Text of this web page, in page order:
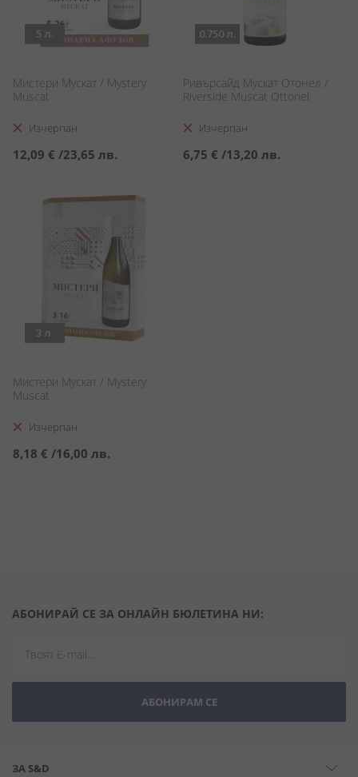
5 л.
Мистери Мускат / Mystery
Muscat
Изчерпан
12,09 € /23,65 лв.
0.750 л.
Ривърсайд Мускат Отонел /
Riverside Muscat Ottonel
Изчерпан
6,75 € /13,20 лв.
3 л.
Мистери Мускат / Mystery
Muscat
Изчерпан
8,18 € /16,00 лв.
АБОНИРАЙ СЕ ЗА ОНЛАЙН БЮЛЕТИНА НИ:
АБОНИРАМ СЕ
ЗА S&D